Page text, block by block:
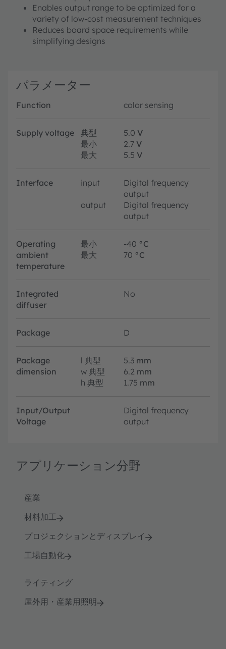
Enables output range to be optimized for a
variety of low-cost measurement techniques
Reduces board space requirements while
simplifying designs
パラメーター
Function color sensing
Supply voltage 典型 5.0 V
最小
2.7 V
最大
5.5 V
Interface input
Digital frequency
output
output
Digital frequency
output
Operating
ambient
temperature
最小 -40 °C
最大
70 °C
Integrated
diffuser
No
Package D
Package
dimension
l 典型 5.3 mm
w 典型 6.2 mm
h 典型 1.75 mm
Input/Output
Voltage
Digital frequency
output
アプリケーション分野
産業
材料加工
プロジェクションとディスプレイ
工場自動化
ライティング
屋外用・産業用照明